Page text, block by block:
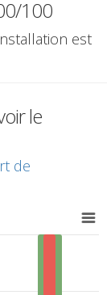
100
est
le
de